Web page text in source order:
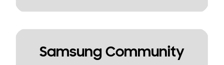
Samsung Community